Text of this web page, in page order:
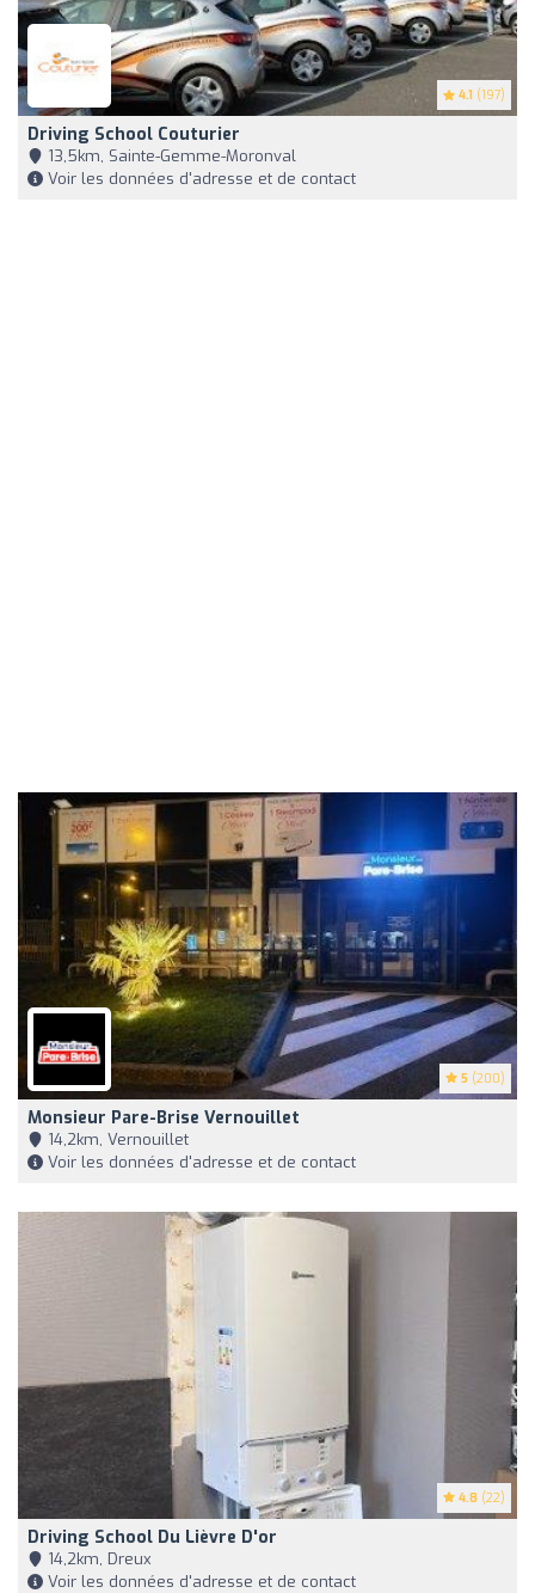
4.1 (197)
Driving School Couturier
13,5km, Sainte-Gemme-Moronval
Voir les données d'adresse et de contact
5 (200)
Monsieur Pare-Brise Vernouillet
14,2km, Vernouillet
Voir les données d'adresse et de contact
4.8 (22)
Driving School Du Lièvre D'or
14,2km, Dreux
Voir les données d'adresse et de contact